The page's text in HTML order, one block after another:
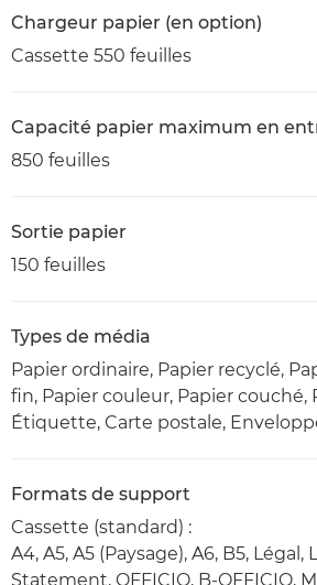
Chargeur papier (en option)
Cassette 550 feuilles
Capacité papier maximum en
850 feuilles
Sortie papier
150 feuilles
Types de média
Papier ordinaire, Papier recyclé,
fin, Papier couleur, Papier couché,
Étiquette, Carte postale,
Formats de support
Cassette (standard) :
A4, A5, A5 (Paysage), A6, B5,
Statement, OFFICIO, B-OFFICIO,